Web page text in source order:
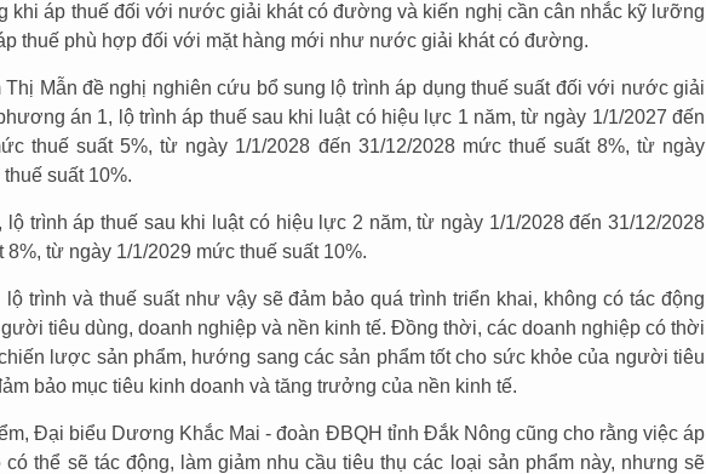
khi áp thuế đối với nước giải khát có đường và kiến nghị cần cân nhắc kỹ lưỡng
thuế phù hợp đối với mặt hàng mới như nước giải khát có đường.
Mẫn đề nghị nghiên cứu bổ sung lộ trình áp dụng thuế suất đối với nước giải
án 1, lộ trình áp thuế sau khi luật có hiệu lực 1 năm, từ ngày 1/1/2027 đến
thuế suất 5%, từ ngày 1/1/2028 đến 31/12/2028 mức thuế suất 8%, từ ngày
suất 10%.
lộ trình áp thuế sau khi luật có hiệu lực 2 năm, từ ngày 1/1/2028 đến 31/12/2028
8%, từ ngày 1/1/2029 mức thuế suất 10%.
trình và thuế suất như vậy sẽ đảm bảo quá trình triển khai, không có tác động
tiêu dùng, doanh nghiệp và nền kinh tế. Đồng thời, các doanh nghiệp có thời
lược sản phẩm, hướng sang các sản phẩm tốt cho sức khỏe của người tiêu
bảo mục tiêu kinh doanh và tăng trưởng của nền kinh tế.
Đại biểu Dương Khắc Mai - đoàn ĐBQH tỉnh Đắk Nông cũng cho rằng việc áp
có thể sẽ tác động, làm giảm nhu cầu tiêu thụ các loại sản phẩm này, nhưng sẽ